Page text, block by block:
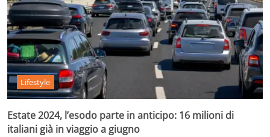
Lifestyle
Estate 2024, l’esodo parte in anticipo: 16 milioni di
italiani già in viaggio a giugno